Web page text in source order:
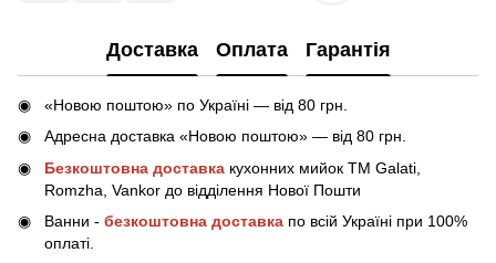
Доставка Оплата Гарантія
«Новою поштою» по Україні — від 80 грн.
Адресна доставка «Новою поштою» — від 80 грн.
Безкоштовна доставка кухонних мийок ТМ Galati,
Romzha, Vankor до відділення Нової Пошти
Ванни - безкоштовна доставка по всій Україні при 100%
оплаті.